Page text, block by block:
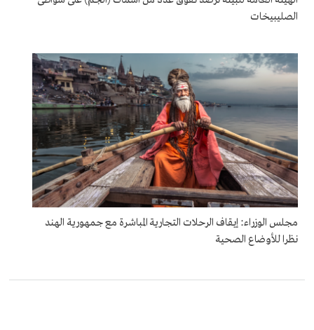
الصليبيخات
مجلس الوزراء: إيقاف الرحلات التجارية المباشرة مع جمهورية الهند
نظرا للأوضاع الصحية